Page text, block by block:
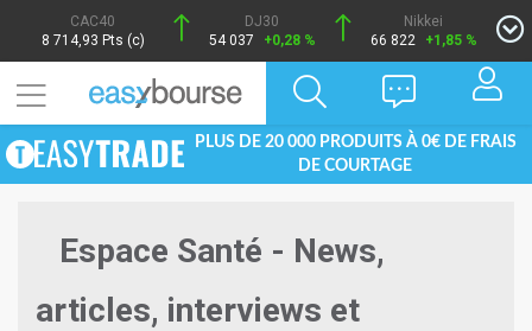
CAC40
8 714,93 Pts (c)
DJ30
54 037
+0,28 %
Nikkei
66 822
+1,85 %
PLUS DE 20 000 PRODUITS À 0€ DE FRAIS
DE COURTAGE
Espace Santé - News,
articles, interviews et